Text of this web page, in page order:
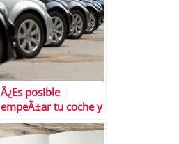
Â¿Es posible
empeÃ±ar tu coche y
seguir utilizÃ¡ndolo?
Ahora sÃ­